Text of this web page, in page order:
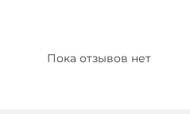
Пока отзывов нет